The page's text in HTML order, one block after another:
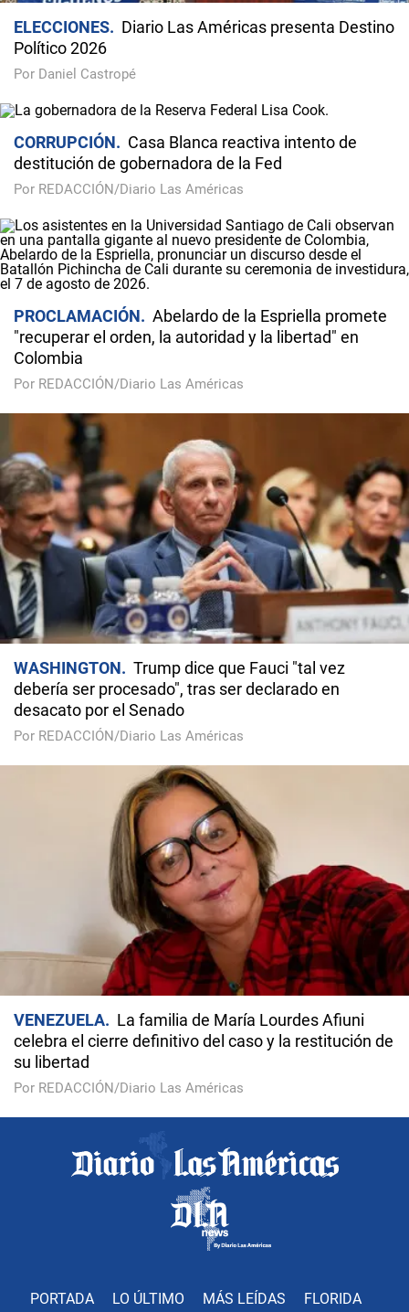
ELECCIONES
Diario Las Américas presenta Destino
Político 2026
Por Daniel Castropé
CORRUPCIÓN
Casa Blanca reactiva intento de
destitución de gobernadora de la Fed
Por REDACCIÓN/Diario Las Américas
PROCLAMACIÓN
Abelardo de la Espriella promete
"recuperar el orden, la autoridad y la libertad" en
Colombia
Por REDACCIÓN/Diario Las Américas
WASHINGTON
Trump dice que Fauci "tal vez
debería ser procesado", tras ser declarado en
desacato por el Senado
Por REDACCIÓN/Diario Las Américas
VENEZUELA
La familia de María Lourdes Afiuni
celebra el cierre definitivo del caso y la restitución de
su libertad
Por REDACCIÓN/Diario Las Américas
PORTADA LO ÚLTIMO MÁS LEÍDAS FLORIDA